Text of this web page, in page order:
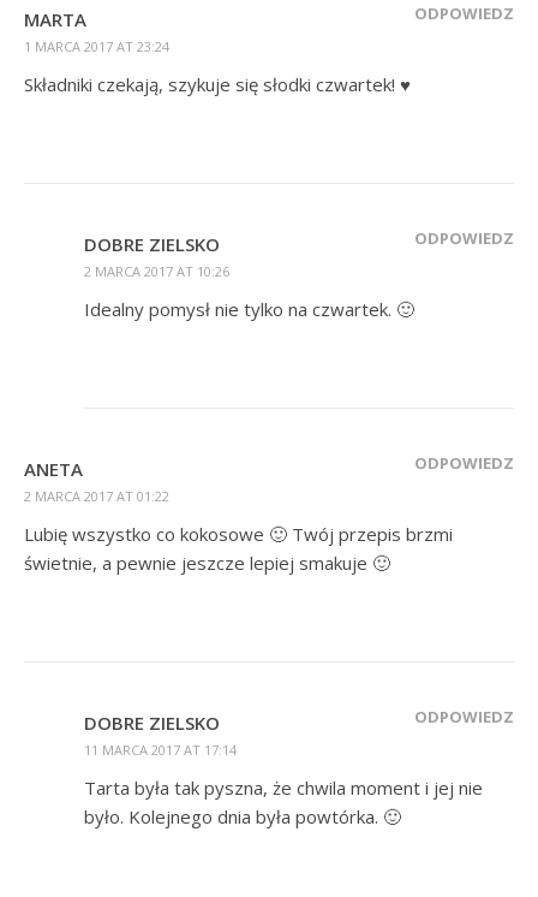
MARTA
1 MARCA 2017 AT 23:24
ODPOWIEDZ
Składniki czekają, szykuje się słodki czwartek! ♥
DOBRE ZIELSKO
2 MARCA 2017 AT 10:26
ODPOWIEDZ
Idealny pomysł nie tylko na czwartek. 🙂
ANETA
2 MARCA 2017 AT 01:22
ODPOWIEDZ
Lubię wszystko co kokosowe 🙂 Twój przepis brzmi
świetnie, a pewnie jeszcze lepiej smakuje 🙂
DOBRE ZIELSKO
11 MARCA 2017 AT 17:14
ODPOWIEDZ
Tarta była tak pyszna, że chwila moment i jej nie
było. Kolejnego dnia była powtórka. 🙂